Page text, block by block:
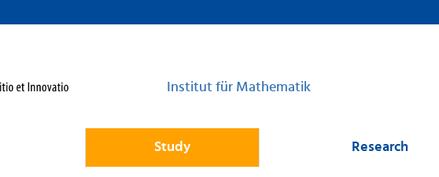
Institut für Mathematik
Study Research